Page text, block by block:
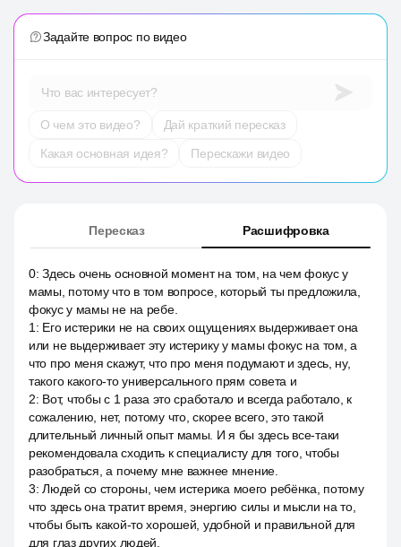
Задайте вопрос по видео
Что вас интересует?
О чем это видео?
Дай краткий пересказ
Какая основная идея?
Перескажи видео
Пересказ Расшифровка
0:Здесь очень основной момент на том, на чем фокус у
мамы, потому что в том вопросе, который ты предложила,
фокус у мамы не на ребе.
1 : Его истерики не на своих ощущениях выдерживает она
или не выдерживает эту истерику у мамы фокус на том, а
что про меня скажут, что про меня подумают и здесь, ну,
такого какого-то универсального прям совета и
2: Вот, чтобы с 1 раза это сработало и всегда работало, к
сожалению, нет, потому что, скорее всего, это такой
длительный личный опыт мамы. И я бы здесь все-таки
рекомендовала сходить к специалисту для того, чтобы
разобраться, а почему мне важнее мнение.
3:Людей со стороны, чем истерика моего ребёнка, потому
что здесь она тратит время, энергию силы и мысли на то,
чтобы быть какой-то хорошей, удобной и правильной для
для глаз других людей.